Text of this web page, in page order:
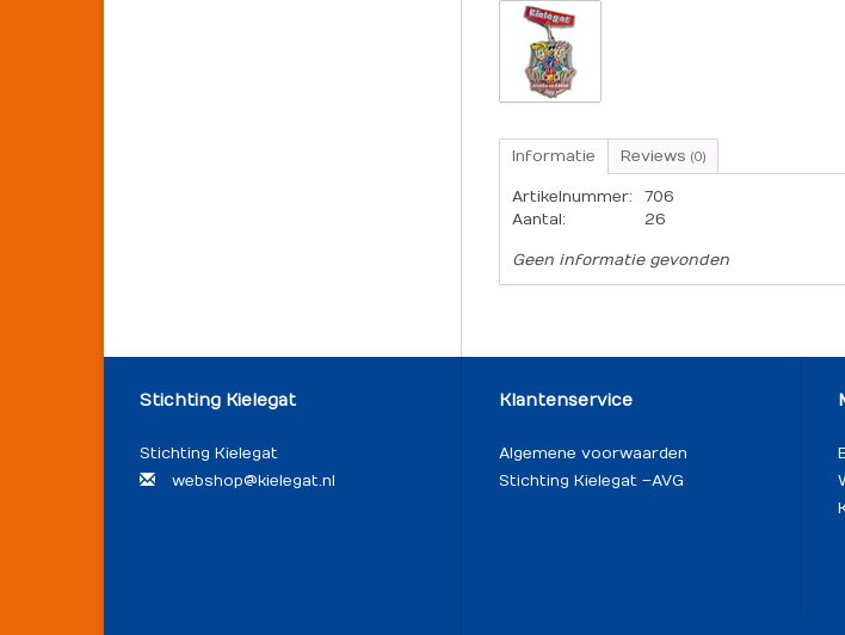
Informatie Reviews (0)
Artikelnummer:
706
Aantal:
26
Geen informatie gevonden
Stichting Kielegat
Stichting Kielegat
webshop@kielegat.nl
Klantenservice
Algemene voorwaarden
Stichting Kielegat – AVG